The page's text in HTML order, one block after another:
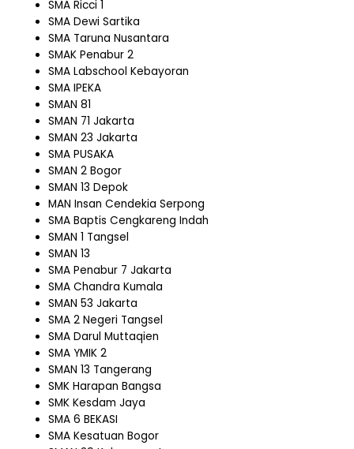
SMA Ricci 1
SMA Dewi Sartika
SMA Taruna Nusantara
SMAK Penabur 2
SMA Labschool Kebayoran
SMA IPEKA
SMAN 81
SMAN 71 Jakarta
SMAN 23 Jakarta
SMA PUSAKA
SMAN 2 Bogor
SMAN 13 Depok
MAN Insan Cendekia Serpong
SMA Baptis Cengkareng Indah
SMAN 1 Tangsel
SMAN 13
SMA Penabur 7 Jakarta
SMA Chandra Kumala
SMAN 53 Jakarta
SMA 2 Negeri Tangsel
SMA Darul Muttaqien
SMA YMIK 2
SMAN 13 Tangerang
SMK Harapan Bangsa
SMK Kesdam Jaya
SMA 6 BEKASI
SMA Kesatuan Bogor